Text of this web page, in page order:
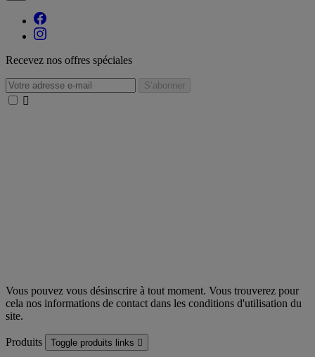
Recevez nos offres spéciales

Vous pouvez vous désinscrire à tout moment. Vous trouverez pour
cela nos informations de contact dans les conditions d'utilisation du
site.
Produits Toggle produits links 